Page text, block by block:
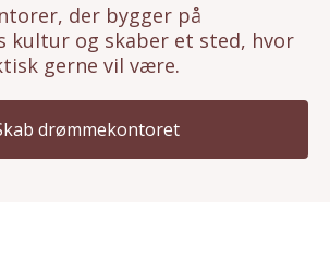
der bygger på
kultur og skaber et sted, hvor
gerne vil være.
drømmekontoret